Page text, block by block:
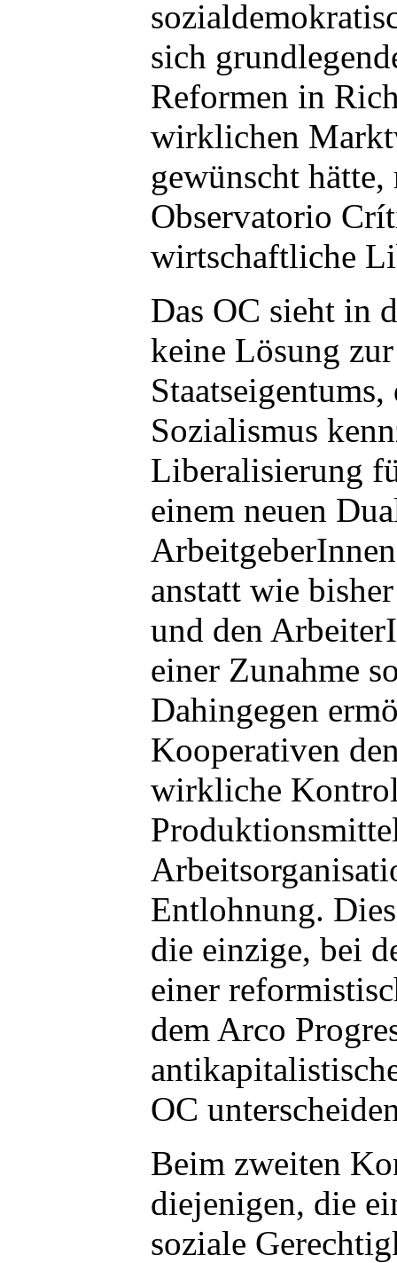
sich
Reformen in
wirklichen
gewünscht
Observatorio
wirtschaftliche
Das OC sieht in
keine Lösung
Sozialismus
Liberalisierung
einem neuen
anstatt wie
und den
einer Zunahme
Dahingegen
Kooperativen
wirkliche
Entlohnung.
die einzige, bei
einer
dem Arco
OC
Beim zweiten
diejenigen, die
soziale